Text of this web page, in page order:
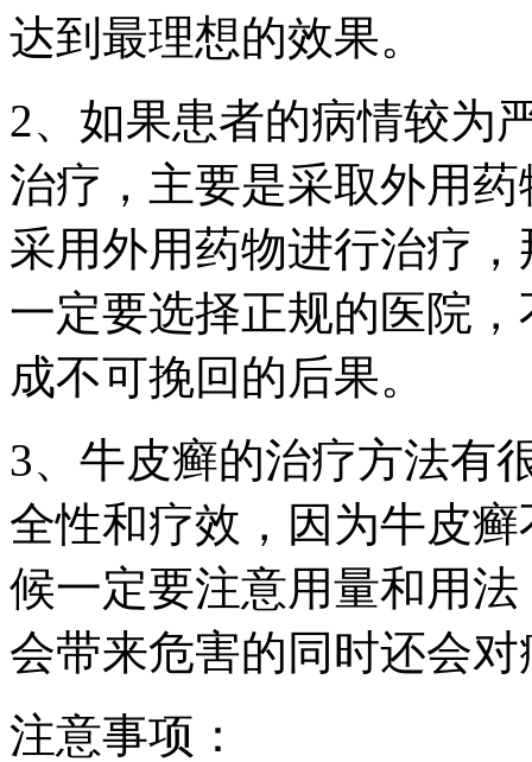
达到最理想的效果。
2、如果患者的病情较为
治疗，主要是采取外用
采用外用药物进行治疗
一定要选择正规的医院
成不可挽回的后果。
3、牛皮癣的治疗方法有
全性和疗效，因为牛皮
候一定要注意用量和用
会带来危害的同时还会
注意事项：